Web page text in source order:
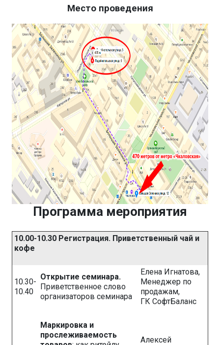
Место проведения
Программа мероприятия
10.00-10.30 Регистрация. Приветственный чай и
кофе
10.30-
10.40
Открытие семинара.
Приветственное слово
организаторов семинара
Елена Игнатова,
Менеджер по
продажам,
ГК СофтБаланс
Маркировка и
прослеживаемость
Алексей